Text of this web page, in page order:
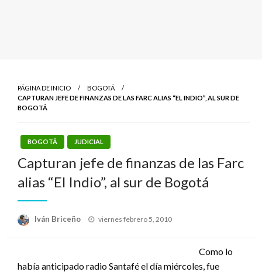
PÁGINA DE INICIO
BOGOTÁ
CAPTURAN JEFE DE FINANZAS DE LAS FARC ALIAS “EL INDIO”, AL SUR DE
BOGOTÁ
BOGOTÁ JUDICIAL
Capturan jefe de finanzas de las Farc
alias “El Indio”, al sur de Bogotá
Iván Briceño
Publicado
viernes febrero 5, 2010
Como lo
había anticipado radio Santafé el día miércoles, fue